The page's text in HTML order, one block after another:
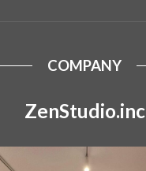
COMPANY
ZenStudio.inc